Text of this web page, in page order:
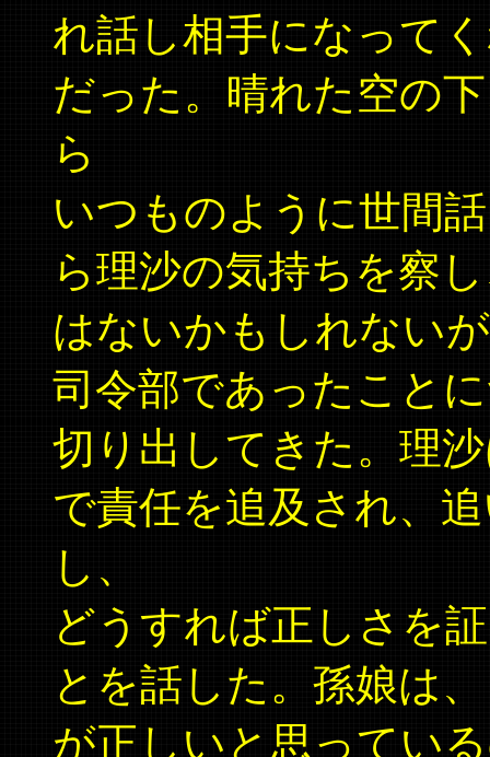
れ話し相手になって
だった。晴れた空の
ら
いつものように世間
ら理沙の気持ちを察
はないかもしれない
司令部であったこと
切り出してきた。理
で責任を追及され、
し、
どうすれば正しさを
とを話した。孫娘は
が正しいと思ってい